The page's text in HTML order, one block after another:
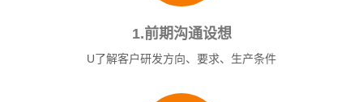
1.前期沟通设想
U了解客户研发方向、要求、生产条件